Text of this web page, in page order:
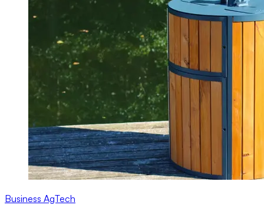
Business AgTech